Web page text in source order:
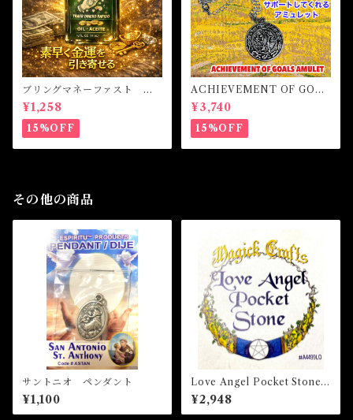
ブリングマネーファスト マ
ジカルオイル・魔女オイル B
RING MONEY FAST Magi
cal Oil
¥1,258
15%OFF
ACHIEVEMENT OF GOAL
S AMULET -あなたを目標達
成へと導くアミュレット-
¥3,740
15%OFF
その他の商品
サントニオ ペンダント
¥1,100
Love Angel Pocket Stone
ラブエンジェルポケットスト
ーン 白魔術アミュレット
¥2,948